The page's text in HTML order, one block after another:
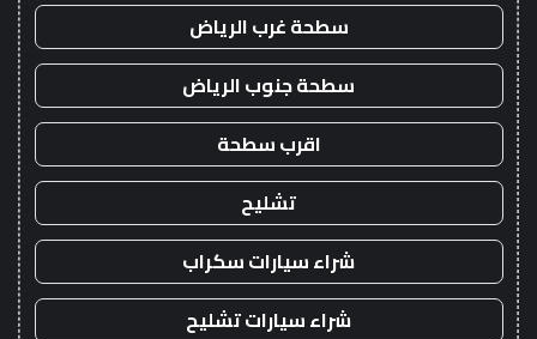
سطحة غرب الرياض
سطحة جنوب الرياض
اقرب سطحة
تشليح
شراء سيارات سكراب
شراء سيارات تشليح